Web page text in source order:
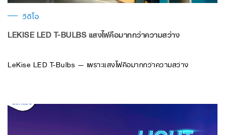
วิดีโอ
LEKISE LED T-BULBS แสงไฟคือมากกว่าความสว่าง
LeKise LED T-Bulbs — เพราะแสงไฟคือมากกว่าความสว่าง